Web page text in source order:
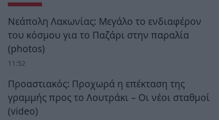
Νεάπολη Λακωνίας: Μεγάλο το ενδιαφέρον
του κόσμου για το Παζάρι στην παραλία
(photos)
11:52
Προαστιακός: Προχωρά η επέκταση της
γραμμής προς το Λουτράκι – Οι νέοι σταθμοί
(video)